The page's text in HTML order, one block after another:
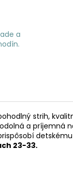
a
strih,
a príjemná
23-33.